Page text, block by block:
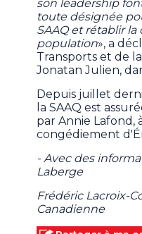
son leadership
toute désignée
SAAQ et rétablir
population», a
Transports et de
Jonatan Julien,
Depuis juillet
la SAAQ est
par Annie Lafond,
congédiement
- Avec des
Laberge
Frédéric Lacroix-
Canadienne